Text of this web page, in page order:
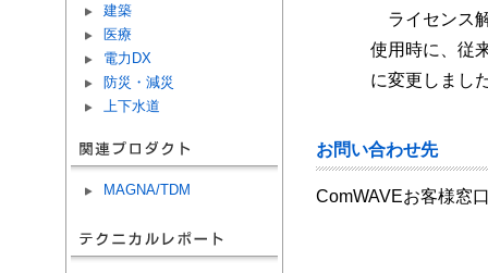
建築
医療
電力DX
防災・減災
上下水道
MAGNA/TDM
ライセンス
使用時に、従
に変更しまし
お問い合わせ先
ComWAVEお客様窓